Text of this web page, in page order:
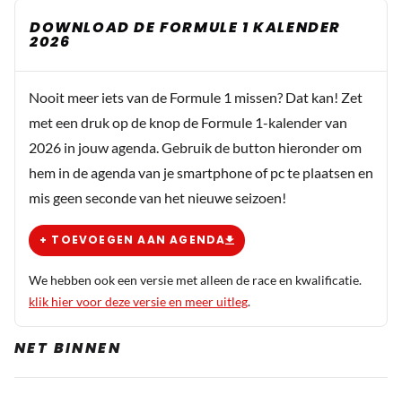
Alain_Chevallier
14 juni 07:52
De vliegbewegingen volgen van het toestel is altijd
mogelijk maar is nog geen zekerheid dat Max daar in zit.
Vliegtuig kan ook anderen mensen verplaatsen.
Misschien verhuurt Max het toestel wel aan bekenden
Louis_Magnetron
14 juni 07:54
Sterk artikel. Straks gaan ze nog vragen wat hij gegeten
heeft. Lijkt wel een roddelblad. Dat opgeteld bij alle
reclames op ReclameNieuws 365. Zou over Racen
moeten gaan.
DOWNLOAD DE FORMULE 1 KALENDER
2026
Nooit meer iets van de Formule 1 missen? Dat kan! Zet
met een druk op de knop de Formule 1-kalender van
2026 in jouw agenda. Gebruik de button hieronder om
hem in de agenda van je smartphone of pc te plaatsen en
mis geen seconde van het nieuwe seizoen!
+ TOEVOEGEN AAN AGENDA
We hebben ook een versie met alleen de race en kwalificatie.
klik hier voor deze versie en meer uitleg.
NET BINNEN